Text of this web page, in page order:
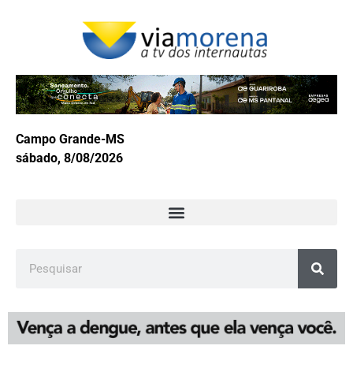
Campo Grande-MS
sábado, 8/08/2026